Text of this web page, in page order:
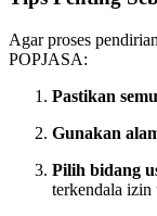
Agar proses
POPJASA:
Pastikan
Gunakan
Pilih bidang
terkendala izin